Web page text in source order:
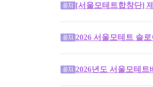
[서울모테트합창단]
2026 서울모테트 솔
2026년도 서울모테